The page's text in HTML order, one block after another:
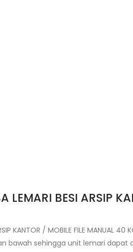
LEMARI BESI ARSIP
KANTOR / MOBILE FILE
bawah sehingga unit lemari dapat